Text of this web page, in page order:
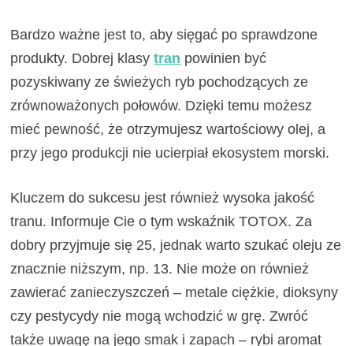
Bardzo ważne jest to, aby sięgać po sprawdzone
produkty. Dobrej klasytran powinien być
pozyskiwany ze świeżych ryb pochodzących ze
zrównoważonych połowów. Dzięki temu możesz
mieć pewność, że otrzymujesz wartościowy olej, a
przy jego produkcji nie ucierpiał ekosystem morski.
Kluczem do sukcesu jest również wysoka jakość
tranu. Informuje Cie o tym wskaźnik TOTOX. Za
dobry przyjmuje się 25, jednak warto szukać oleju ze
znacznie niższym, np. 13. Nie może on również
zawierać zanieczyszczeń – metale ciężkie, dioksyny
czy pestycydy nie mogą wchodzić w grę. Zwróć
także uwagę na jego smak i zapach – rybi aromat